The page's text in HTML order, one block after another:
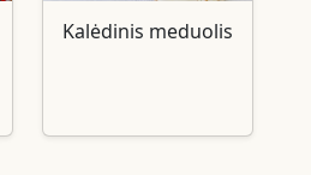
Kalėdinis meduolis